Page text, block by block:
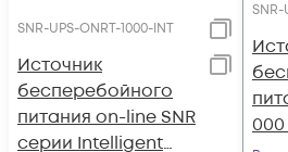
SNR-UPS-ONRT-1000-INT
Источник
бесперебойного
питания on-line SNR
серии Intelligent
SNR-
000